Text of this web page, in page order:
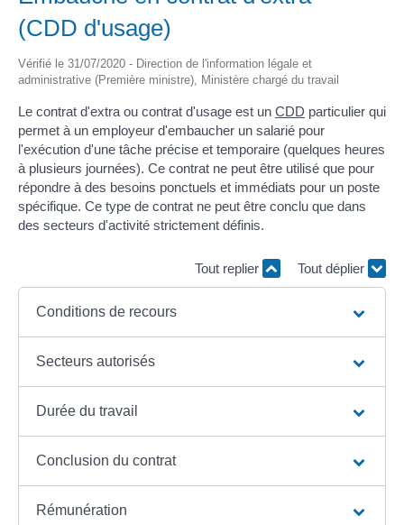
(CDD d'usage)
Vérifié le 31/07/2020 - Direction de l'information légale et
administrative (Première ministre), Ministère chargé du travail
Le contrat d'extra ou contrat d'usage est un CDD particulier qui
permet à un employeur d'embaucher un salarié pour
l'exécution d'une tâche précise et temporaire (quelques heures
à plusieurs journées). Ce contrat ne peut être utilisé que pour
répondre à des besoins ponctuels et immédiats pour un poste
spécifique. Ce type de contrat ne peut être conclu que dans
des secteurs d'activité strictement définis.
Tout replier Tout déplier
Conditions de recours
Secteurs autorisés
Durée du travail
Conclusion du contrat
Rémunération